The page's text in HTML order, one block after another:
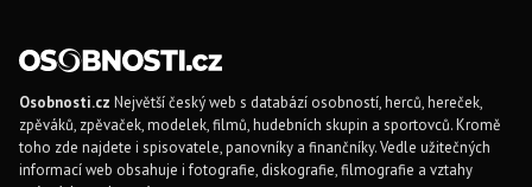
Osobnosti.cz Největší český web s databází osobností, herců, hereček,
zpěváků, zpěvaček, modelek, filmů, hudebních skupin a sportovců. Kromě
toho zde najdete i spisovatele, panovníky a finančníky. Vedle užitečných
informací web obsahuje i fotografie, diskografie, filmografie a vztahy